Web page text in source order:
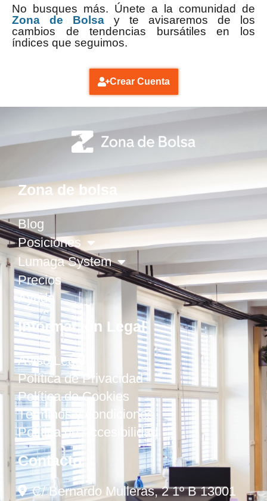
No busques más. Únete a la comunidad de
Zona de Bolsa y te avisaremos de los
cambios de tendencias bursátiles en los
índices que seguimos.
Crear Cuenta
Zona de bolsa
Blog
Posiciones
Lumaga System
Precios
Ayuda
Información Legal
Aviso Legal
Política de Privacidad
Política de Cookies
Términos y condiciones
Política de Accesibilidad
Contacto
C/ Bernardo Mulleras, 2 1º B 13001